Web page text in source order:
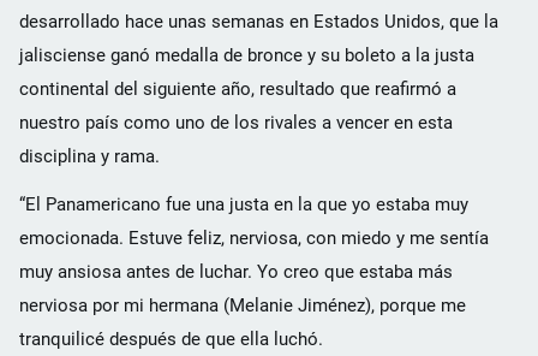
desarrollado hace unas semanas en Estados Unidos, que la
jalisciense ganó medalla de bronce y su boleto a la justa
continental del siguiente año, resultado que reafirmó a
nuestro país como uno de los rivales a vencer en esta
disciplina y rama.
“El Panamericano fue una justa en la que yo estaba muy
emocionada. Estuve feliz, nerviosa, con miedo y me sentía
muy ansiosa antes de luchar. Yo creo que estaba más
nerviosa por mi hermana (Melanie Jiménez), porque me
tranquilicé después de que ella luchó.